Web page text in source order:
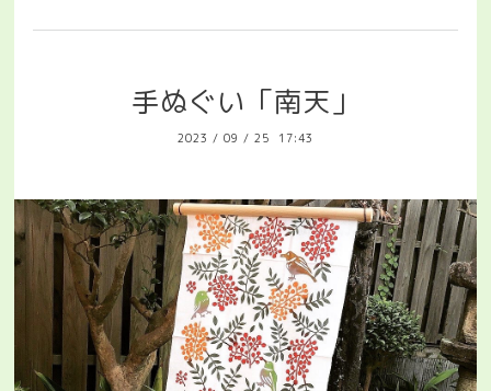
手ぬぐい「南天」
2023 / 09 / 25 17:43